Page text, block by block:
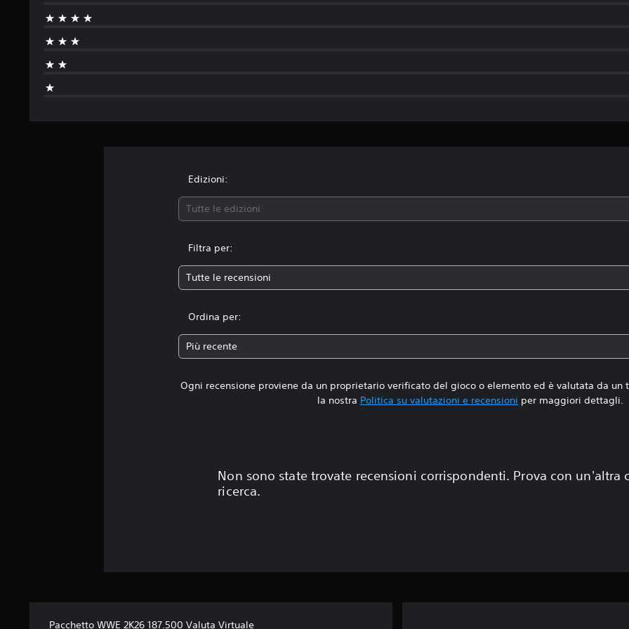
Edizioni:
Tutte le edizioni
Filtra per:
Tutte le recensioni
Ordina per:
Più recente
Ogni recensione proviene da un proprietario verificato del gioco o elemento ed è valutata da un
la nostra Politica su valutazioni e recensioni per maggiori dettagli.
Non sono state trovate recensioni corrispondenti. Prova con un'altra
ricerca.
Pacchetto WWE 2K26 187.500 Valuta Virtuale